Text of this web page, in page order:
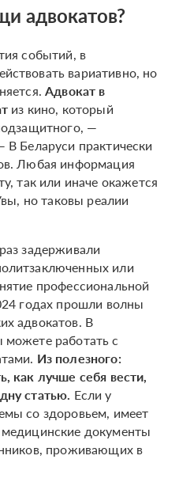
адвокатов?
событий, в
вариативно, но
Адвокат в
из кино, который
—
В Беларуси практически
Любая информация
так или иначе окажется
но таковы реалии
задерживали
или
профессиональной
годах прошли волны
адвокатов. В
работать с
Из полезного:
как лучше себя вести,
статью. Если у
со здоровьем, имеет
документы
проживающих в